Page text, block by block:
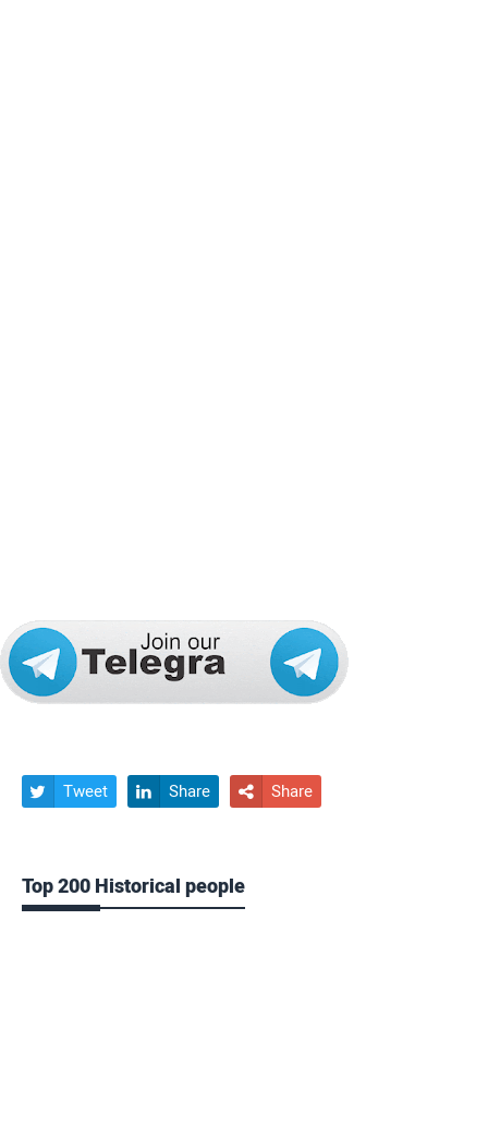
 Tweet  Share  Share
Top 200 Historical people